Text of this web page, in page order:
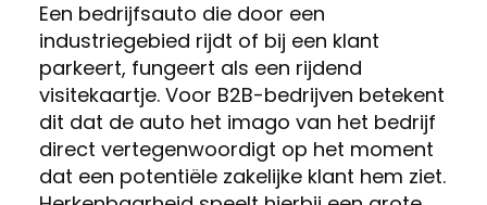
Een bedrijfsauto die door een
industriegebied rijdt of bij een klant
parkeert, fungeert als een rijdend
visitekaartje. Voor B2B-bedrijven betekent
dit dat de auto het imago van het bedrijf
direct vertegenwoordigt op het moment
dat een potentiële zakelijke klant hem ziet.